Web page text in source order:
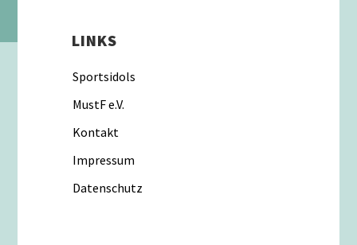
LINKS
Sportsidols
MustF e.V.
Kontakt
Impressum
Datenschutz